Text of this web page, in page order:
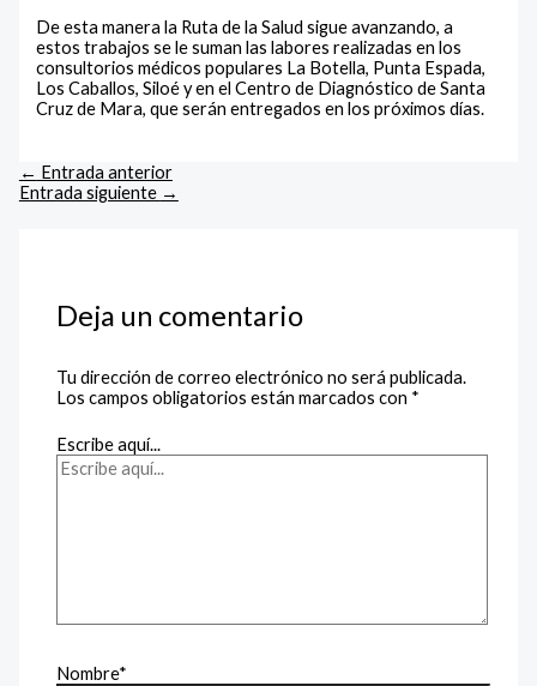
De esta manera la Ruta de la Salud sigue avanzando, a
estos trabajos se le suman las labores realizadas en los
consultorios médicos populares La Botella, Punta Espada,
Los Caballos, Siloé y en el Centro de Diagnóstico de Santa
Cruz de Mara, que serán entregados en los próximos días.
← Entrada anterior
Entrada siguiente →
Deja un comentario
Tu dirección de correo electrónico no será publicada.
Los campos obligatorios están marcados con *
Escribe aquí...
Nombre*